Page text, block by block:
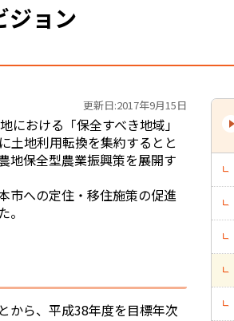
ジョン
更新日:2017年9月15日
おける「保全すべき地域」
土地利用転換を集約するとと
地保全型農業振興策を展開す
市への定住・移住施策の促進
から、平成38年度を目標年次